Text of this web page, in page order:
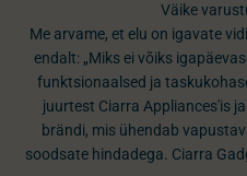
Väike
Me arvame, et elu on igavate
endalt: „Miks ei võiks
funktsionaalsed ja
juurtest Ciarra Appliances'is
brändi, mis ühendab
soodsate hindadega. Ciarra